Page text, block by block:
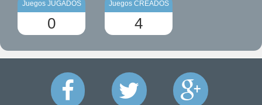
Juegos JUGADOS
0
Juegos CREADOS
4